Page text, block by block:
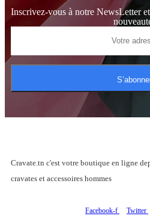
Inscrivez-vous à notre NewsLetter
Cravate.tn c'est votre boutique en ligne
cravates et accessoires hommes
Facebook-f Twitter